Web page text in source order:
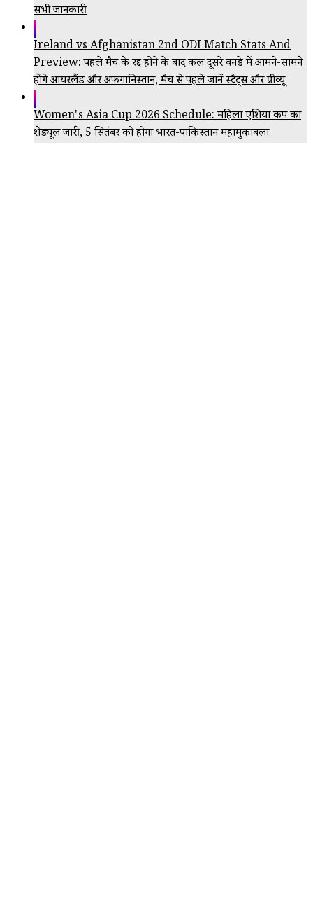
सभी जानकारी
Ireland vs Afghanistan 2nd ODI Match Stats And
Preview: पहले मैच के रद्द होने के बाद कल दूसरे वनडे में आमने-सामने
होंगे आयरलैंड और अफगानिस्तान, मैच से पहले जानें स्टैट्स और प्रीव्यू
Women's Asia Cup 2026 Schedule: महिला एशिया कप का
शेड्यूल जारी, 5 सितंबर को होगा भारत-पाकिस्तान महामुकाबला